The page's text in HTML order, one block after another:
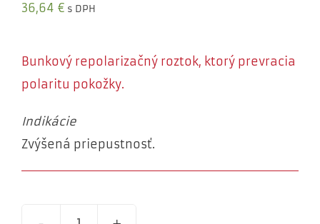
36,64 € s DPH
Bunkový repolarizačný roztok, ktorý prevracia
polaritu pokožky.
Indikácie
Zvýšená priepustnosť.